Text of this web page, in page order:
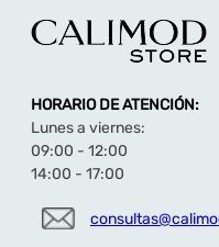
HORARIO DE ATENCIÓN:
Lunes a viernes:
09:00 - 12:00
14:00 - 17:00